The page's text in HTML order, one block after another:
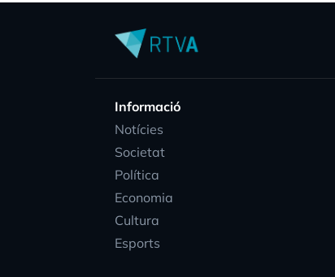
Informació
Notícies
Societat
Política
Economia
Cultura
Esports